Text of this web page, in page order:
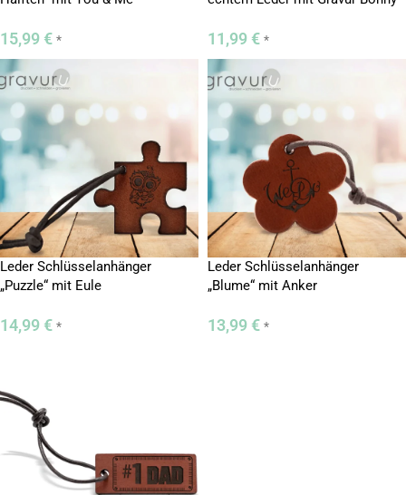
15,99 € * 11,99 € *
Leder Schlüsselanhänger
„Puzzle“ mit Eule
14,99 € *
Leder Schlüsselanhänger
„Blume“ mit Anker
13,99 € *